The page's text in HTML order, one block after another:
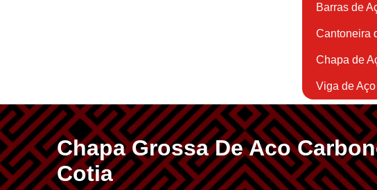
Barras de
Cantoneira
Chapa de
Viga de Aço
Chapa Grossa De Aco
Cotia